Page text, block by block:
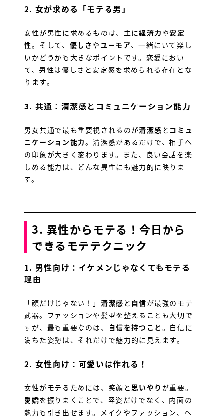
2. 女が求める「モテる男」
女性が男性に求めるものは、主に経済力 や安定
性。そして、 優しさや ユーモア、一緒にいて楽し
いかどうかも大きなポイントです。恋愛におい
て、男性は優しさと安定感を求められる存在とな
ります。
3. 共通：清潔感とコミュニケーション能力
男女共通で最も重要視されるのが清潔感 と コミュ
ニケーション能力。清潔感があるだけで、相手へ
の印象が大きく変わります。また、良い会話を楽
しめる能力は、どんな異性にも魅力的に映りま
す。
3. 異性からモテる！今日から
できるモテテクニック
1. 男性向け：イケメンじゃなくてもモテる
理由
「顔だけじゃない！」 清潔感 と 自信が最強のモテ
武器。ファッションや髪型を整えることも大切で
すが、最も重要なのは、
自信を持つこと 。自信に
満ちた姿勢は、それだけで魅力的に見えます。
2. 女性向け：可愛いは作れる！
女性がモテるためには、笑顔と思いやり が重要。
愛嬌を振りまくことで、容姿だけでなく、内面の
魅力も引き出せます。メイクやファッション、ヘ